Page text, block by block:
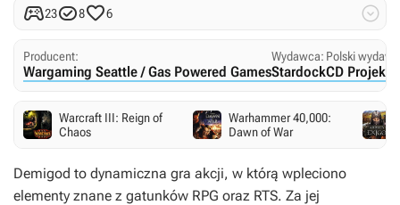
2386 
Producent:
Wargaming Seattle / Gas Powered Games
Wydawca:
Stardock
Polski
CD Projekt
Warcraft III: Reign of
Chaos
Warhammer 40,000:
Dawn of War
Demigod to dynamiczna gra akcji, w którą wpleciono
elementy znane z gatunków RPG oraz RTS. Za jej